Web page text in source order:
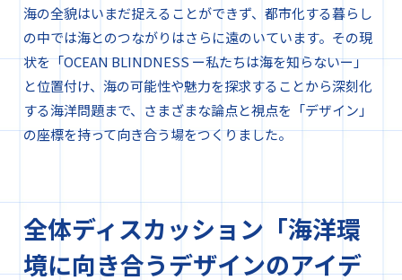
海の全貌はいまだ捉えることができず、都市化する暮らし
の中では海とのつながりはさらに遠のいています。その現
状を「OCEAN BLINDNESS ー私たちは海を知らないー」
と位置付け、海の可能性や魅力を探求することから深刻化
する海洋問題まで、さまざまな論点と視点を「デザイン」
の座標を持って向き合う場をつくりました。
全体ディスカッション「海洋環
境に向き合うデザインのアイデ